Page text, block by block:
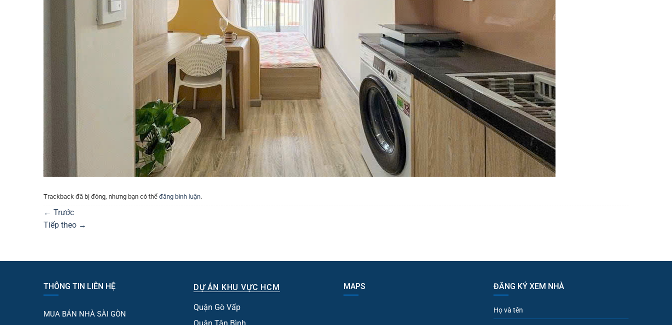
Trackback đã bị đóng, nhưng bạn có thể đăng bình luận.
← Trước
Tiếp theo →
THÔNG TIN LIÊN HỆ
MUA BÁN NHÀ SÀI GÒN
DỰ ÁN KHU VỰC HCM
Quận Gò Vấp
Quận Tân Bình
MAPS ĐĂNG KÝ XEM NHÀ